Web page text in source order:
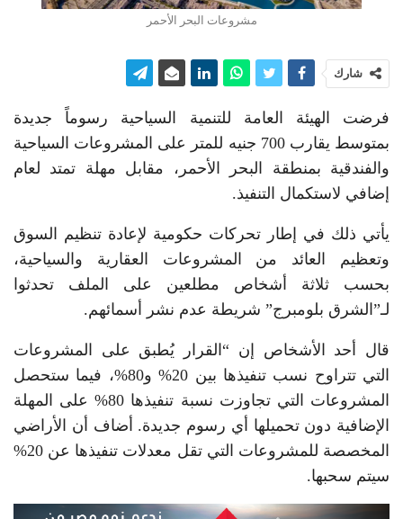
مشروعات البحر الأحمر
شارك
فرضت الهيئة العامة للتنمية السياحية رسوماً جديدة
بمتوسط يقارب 700 جنيه للمتر على المشروعات السياحية
والفندقية بمنطقة البحر الأحمر، مقابل مهلة تمتد لعام
إضافي لاستكمال التنفيذ.
يأتي ذلك في إطار تحركات حكومية لإعادة تنظيم السوق
وتعظيم العائد من المشروعات العقارية والسياحية،
بحسب ثلاثة أشخاص مطلعين على الملف تحدثوا
لـ”الشرق بلومبرج” شريطة عدم نشر أسمائهم.
قال أحد الأشخاص إن “القرار يُطبق على المشروعات
التي تتراوح نسب تنفيذها بين 20% و80%، فيما ستحصل
المشروعات التي تجاوزت نسبة تنفيذها 80% على المهلة
الإضافية دون تحميلها أي رسوم جديدة. أضاف أن الأراضي
المخصصة للمشروعات التي تقل معدلات تنفيذها عن 20%
سيتم سحبها.